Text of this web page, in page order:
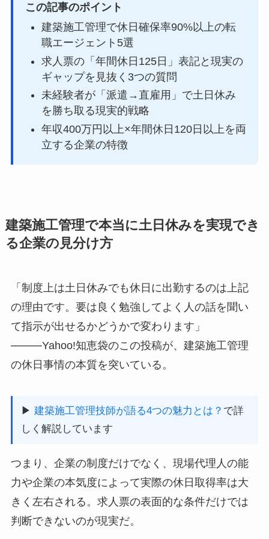
この記事のポイント
建築施工管理で休日確保率90%以上の転
職エージェント5選
求人票の「年間休日125日」表記と現実の
ギャップを見抜く3つの質問
未経験者が「派遣→直雇用」で土日休み
を勝ち取る現実的戦略
年収400万円以上×年間休日120日以上を両
立する企業の特徴
建築施工管理で本当に土日休みを実現でき
る企業の見分け方
「制度上は土日休みでも休日に出勤するのは上記
の理由です。要は良く勉強してよく人の話を聞い
て指示が出せるかどうかで変わります」
────Yahoo!知恵袋のこの投稿が、建築施工管理
の休日事情の本質を突いている。
▶ 建築施工管理技師が語る4つの魅力とは？ で詳
しく解説しています
つまり、企業の制度だけでなく、現場代理人の能
力や企業の本気度によって実際の休日取得率は大
きく左右される。求人票の表面的な条件だけでは
判断できないのが現実だ。